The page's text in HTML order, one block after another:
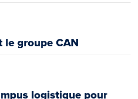
groupe CAN
logistique pour